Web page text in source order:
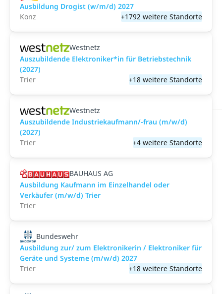
Ausbildung Drogist (w/m/d) 2027
Konz
+1792 weitere Standorte
Westnetz
Auszubildende Elektroniker*in für Betriebstechnik
(2027)
Trier
+18 weitere Standorte
Westnetz
Auszubildende Industriekaufmann/-frau (m/w/d)
(2027)
Trier
+4 weitere Standorte
BAUHAUS AG
Ausbildung Kaufmann im Einzelhandel oder
Verkäufer (m/w/d) Trier
Trier
Bundeswehr
Ausbildung zur/ zum Elektronikerin / Elektroniker für
Geräte und Systeme (m/w/d) 2027
Trier
+18 weitere Standorte